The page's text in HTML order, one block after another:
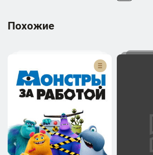
П­­­о­­­х­­­о­­­ж­­­и­­­е